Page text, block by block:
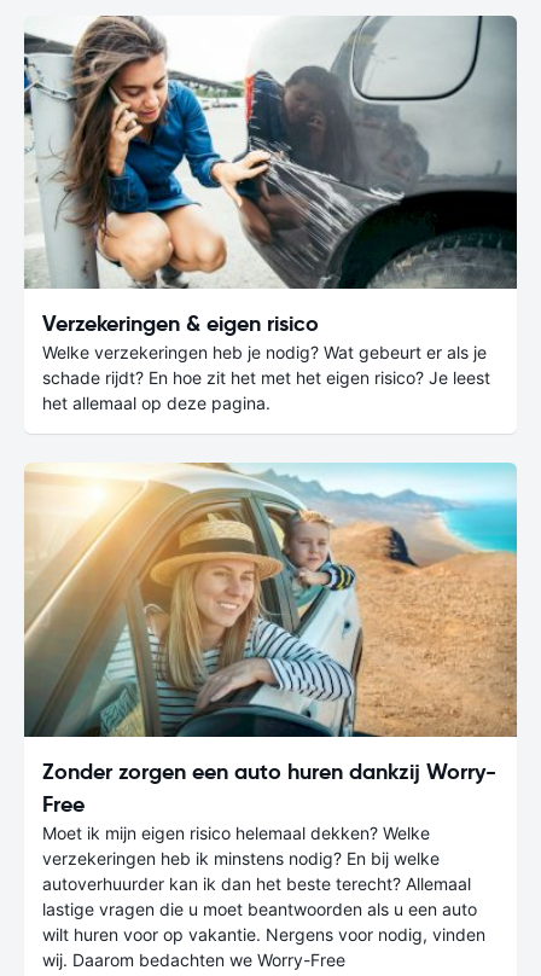
Verzekeringen & eigen risico
Welke verzekeringen heb je nodig? Wat gebeurt er als je
schade rijdt? En hoe zit het met het eigen risico? Je leest
het allemaal op deze pagina.
Zonder zorgen een auto huren dankzij Worry-
Free
Moet ik mijn eigen risico helemaal dekken? Welke
verzekeringen heb ik minstens nodig? En bij welke
autoverhuurder kan ik dan het beste terecht? Allemaal
lastige vragen die u moet beantwoorden als u een auto
wilt huren voor op vakantie. Nergens voor nodig, vinden
wij. Daarom bedachten we Worry-Free